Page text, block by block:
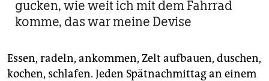
gucken, wie weit ich mit dem Fahrrad
komme, das war meine Devise
Essen, radeln, ankommen, Zelt aufbauen, duschen,
kochen, schlafen. Jeden Spätnachmittag an einem